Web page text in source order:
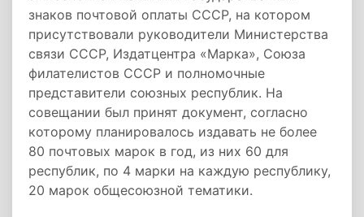
знаков почтовой оплаты СССР, на котором
присутствовали руководители Министерства
связи СССР, Издатцентра «Марка», Союза
филателистов СССР и полномочные
представители союзных республик. На
совещании был принят документ, согласно
которому планировалось издавать не более
80 почтовых марок в год, из них 60 для
республик, по 4 марки на каждую республику,
20 марок общесоюзной тематики.